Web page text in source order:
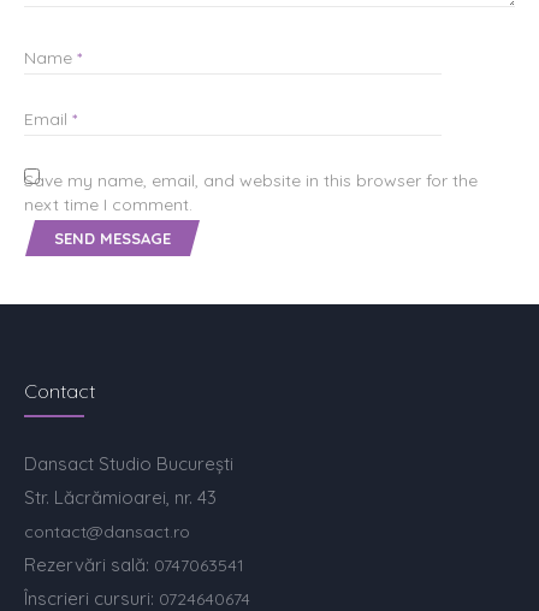
Name *
Email *
Save my name, email, and website in this browser for the
next time I comment.
Contact
Dansact Studio București
Str. Lăcrămioarei, nr. 43
contact@dansact.ro
Rezervări sală: 0747063541
Înscrieri cursuri: 0724640674